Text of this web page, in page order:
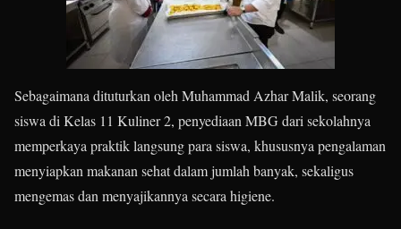
Sebagaimana dituturkan oleh Muhammad Azhar Malik, seorang
siswa di Kelas 11 Kuliner 2, penyediaan MBG dari sekolahnya
memperkaya praktik langsung para siswa, khususnya pengalaman
menyiapkan makanan sehat dalam jumlah banyak, sekaligus
mengemas dan menyajikannya secara higiene.